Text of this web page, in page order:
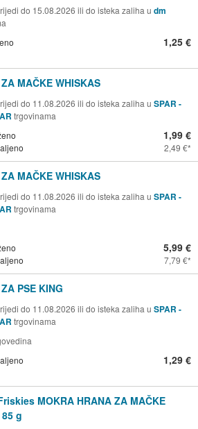
do 15.08.2026 ili do isteka zaliha u dm
1,25 €
MAČKE WHISKAS
do 11.08.2026 ili do isteka zaliha u SPAR -
trgovinama
1,99 €
2,49 €
MAČKE WHISKAS
do 11.08.2026 ili do isteka zaliha u SPAR -
trgovinama
5,99 €
7,79 €
PSE KING
do 11.08.2026 ili do isteka zaliha u SPAR -
trgovinama
1,29 €
MOKRA HRANA ZA MAČKE
g